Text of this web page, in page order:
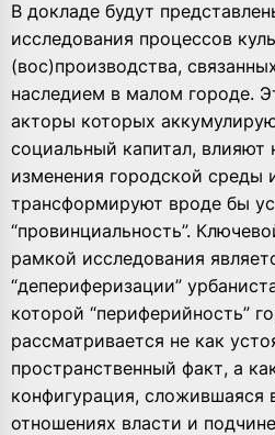
В докладе будут
исследования процессов
(вос)производства,
наследием в малом городе.
акторы которых
социальный капитал, влияют
изменения городской среды
трансформируют вроде бы
“провинциальность”.
рамкой исследования
“депериферизации”
которой “периферийность”
рассматривается не как
пространственный факт, а
конфигурация, сложившаяся
отношениях власти и